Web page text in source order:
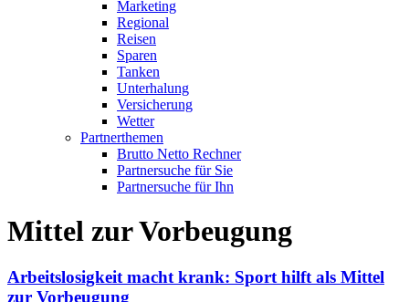
Marketing
Regional
Reisen
Sparen
Tanken
Unterhalung
Versicherung
Wetter
Partnerthemen
Brutto Netto Rechner
Partnersuche für Sie
Partnersuche für Ihn
Mittel zur Vorbeugung
Arbeitslosigkeit macht krank: Sport hilft als Mittel
zur Vorbeugung